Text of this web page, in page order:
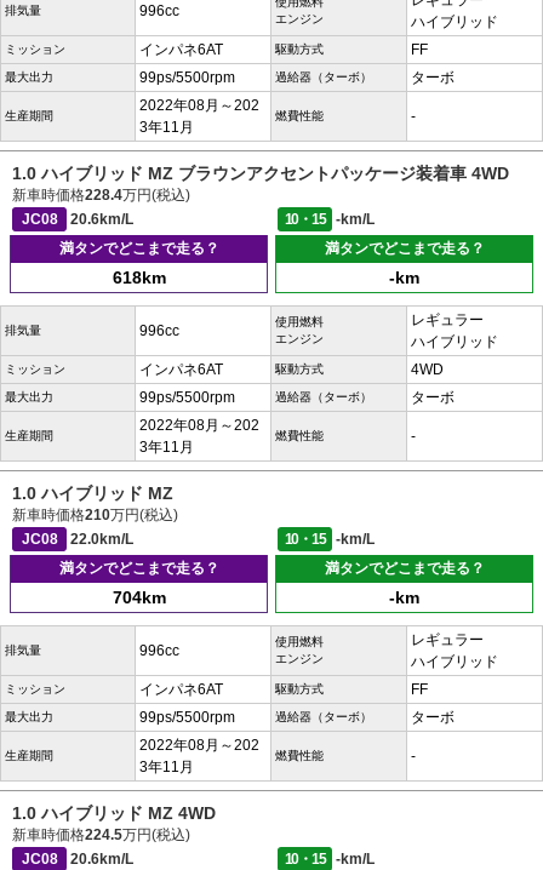
排気量 996cc
エンジン
ハイブリッド
ミッション インパネ6AT 駆動方式 FF
最大出力 99ps/5500rpm 過給器（ターボ） ターボ
生産期間
2022年08月～202
3年11月
燃費性能 -
1.0 ハイブリッド MZ ブラウンアクセントパッケージ装着車 4WD
新車時価格228.4万円(税込)
JC08
20.6km/L 10・15
-km/L
満タンでどこまで走る？
618km
満タンでどこまで走る？
-km
排気量 996cc
使用燃料
エンジン
レギュラー
ハイブリッド
ミッション インパネ6AT 駆動方式 4WD
最大出力 99ps/5500rpm 過給器（ターボ） ターボ
生産期間
2022年08月～202
3年11月
燃費性能 -
1.0 ハイブリッド MZ
新車時価格210万円(税込)
JC08
22.0km/L 10・15
-km/L
満タンでどこまで走る？
704km
満タンでどこまで走る？
-km
排気量 996cc
使用燃料
エンジン
レギュラー
ハイブリッド
ミッション インパネ6AT 駆動方式 FF
最大出力 99ps/5500rpm 過給器（ターボ） ターボ
生産期間
2022年08月～202
3年11月
燃費性能 -
1.0 ハイブリッド MZ 4WD
新車時価格224.5万円(税込)
JC08
20.6km/L 10・15
-km/L